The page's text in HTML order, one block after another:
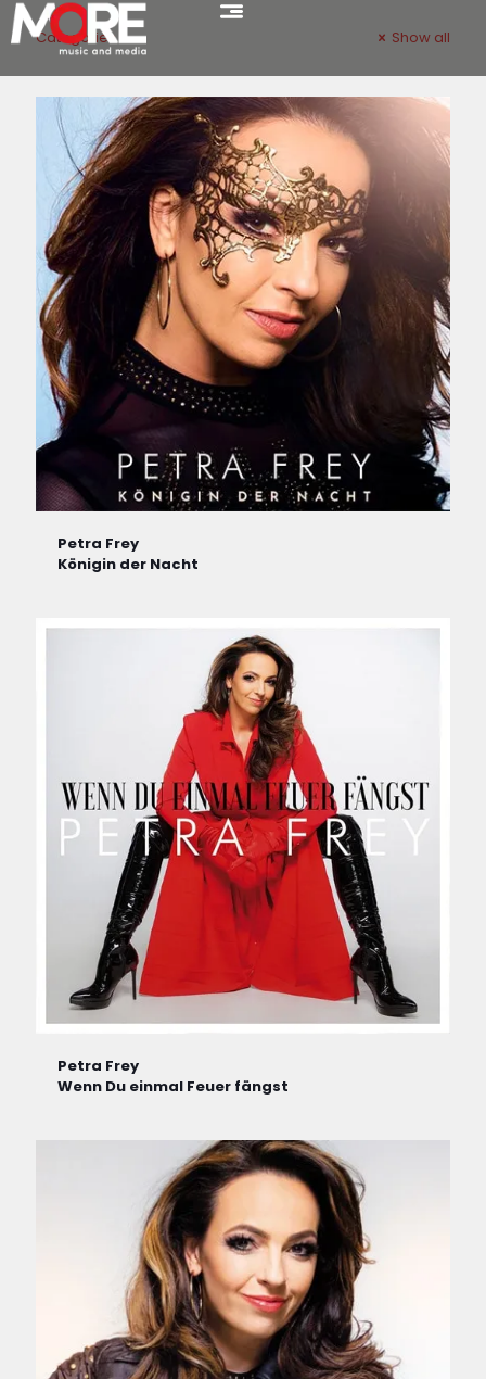
Categories Show all
Petra Frey
Königin der Nacht
Petra Frey
Wenn Du einmal Feuer fängst